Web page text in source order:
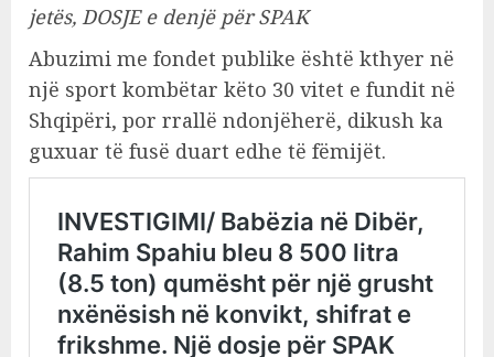
jetës, DOSJE e denjë për SPAK
Abuzimi me fondet publike është kthyer në
një sport kombëtar këto 30 vitet e fundit në
Shqipëri, por rrallë ndonjëherë, dikush ka
guxuar të fusë duart edhe të fëmijët.